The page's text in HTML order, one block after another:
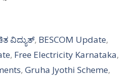
ವಿದ್ಯುತ್, BESCOM Update,
, Free Electricity Karnataka,
, Gruha Jyothi Scheme,